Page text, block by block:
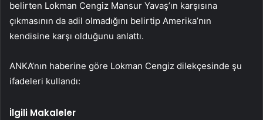
belirten Lokman Cengiz Mansur Yavaş’ın karşısına
çıkmasının da adil olmadığını belirtip Amerika’nın
kendisine karşı olduğunu anlattı.
ANKA’nın haberine göre Lokman Cengiz dilekçesinde şu
ifadeleri kullandı:
İlgili Makaleler